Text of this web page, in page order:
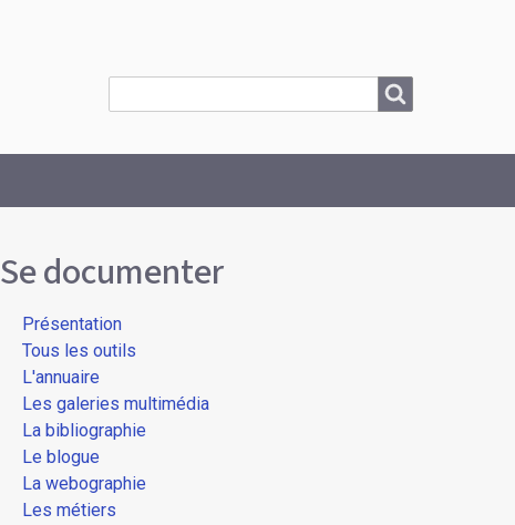
Search
Se documenter
Présentation
Tous les outils
L'annuaire
Les galeries multimédia
La bibliographie
Le blogue
La webographie
Les métiers